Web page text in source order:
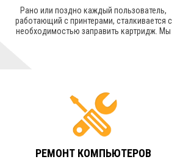
Рано или поздно каждый пользователь,
работающий с принтерами, сталкивается с
необходимостью заправить картридж. Мы
РЕМОНТ КОМПЬЮТЕРОВ